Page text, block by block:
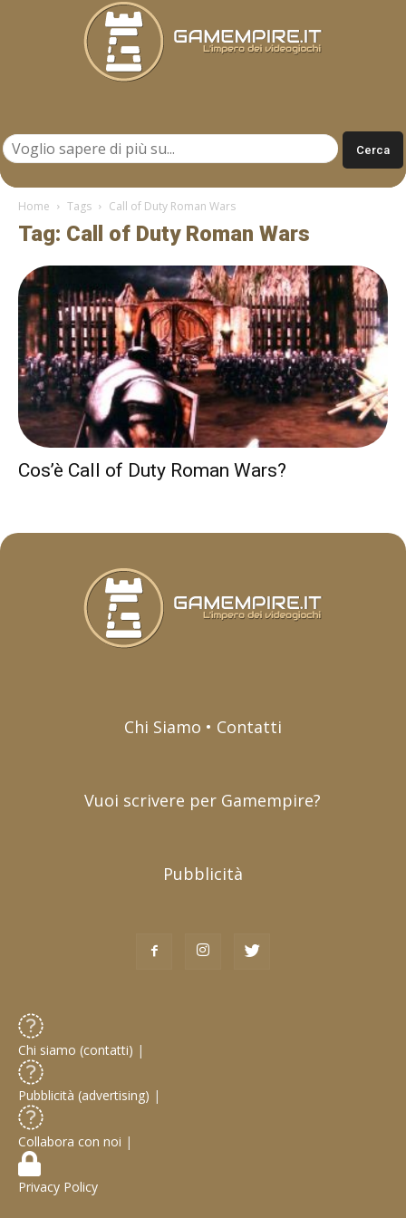
Home Tags Call of Duty Roman Wars
Tag: Call of Duty Roman Wars
Cos’è Call of Duty Roman Wars?
Chi Siamo • Contatti
Vuoi scrivere per Gamempire?
Pubblicità
Chi siamo (contatti) |
Pubblicità (advertising) |
Collabora con noi |
Privacy Policy